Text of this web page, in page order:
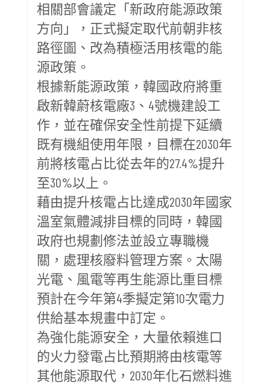
相關部會議定「新政府能源政策
方向」，正式擬定取代前朝非核
路徑圖、改為積極活用核電的能
源政策。
根據新能源政策，韓國政府將重
啟新韓蔚核電廠3、4號機建設工
作，並在確保安全性前提下延續
既有機組使用年限，目標在2030年
前將核電占比從去年的27.4%提升
至30%以上。
藉由提升核電占比達成2030年國家
溫室氣體減排目標的同時，韓國
政府也規劃修法並設立專職機
關，處理核廢料管理方案。太陽
光電、風電等再生能源比重目標
預計在今年第4季擬定第10次電力
供給基本規畫中訂定。
為強化能源安全，大量依賴進口
的火力發電占比預期將由核電等
其他能源取代，2030年化石燃料進